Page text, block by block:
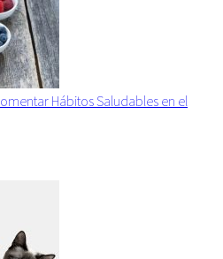
Hábitos Saludables en el